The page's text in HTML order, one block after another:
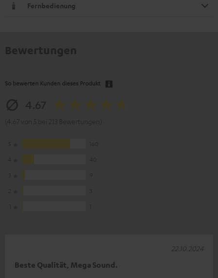
Fernbedienung
So bewerten Kunden dieses Produkt
Beste Qualität, Mega Sound.
22.10.2024